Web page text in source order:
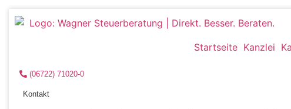
Startseite Kanzlei
(06722) 71020-0
Kontakt